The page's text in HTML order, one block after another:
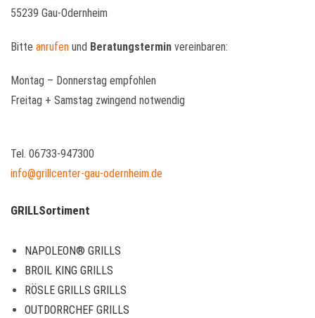
55239 Gau-Odernheim
Bitte anrufen und Beratungstermin vereinbaren:
Montag – Donnerstag empfohlen
Freitag + Samstag zwingend notwendig
Tel. 06733-947300
info@grillcenter-gau-odernheim.de
GRILLSortiment
NAPOLEON® GRILLS
BROIL KING GRILLS
RÖSLE GRILLS GRILLS
OUTDORRCHEF GRILLS